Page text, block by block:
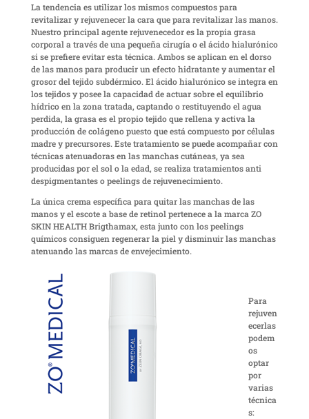
La tendencia es utilizar los mismos compuestos para
revitalizar y rejuvenecer la cara que para revitalizar las manos.
Nuestro principal agente rejuvenecedor es la propia grasa
corporal a través de una pequeña cirugía o el ácido hialurónico
si se prefiere evitar esta técnica. Ambos se aplican en el dorso
de las manos para producir un efecto hidratante y aumentar el
grosor del tejido subdérmico. El ácido hialurónico se integra en
los tejidos y posee la capacidad de actuar sobre el equilibrio
hídrico en la zona tratada, captando o restituyendo el agua
perdida, la grasa es el propio tejido que rellena y activa la
producción de colágeno puesto que está compuesto por células
madre y precursores. Este tratamiento se puede acompañar con
técnicas atenuadoras en las manchas cutáneas, ya sea
producidas por el sol o la edad, se realiza tratamientos anti
despigmentantes o peelings de rejuvenecimiento.
La única crema específica para quitar las manchas de las
manos y el escote a base de retinol pertenece a la marca ZO
SKIN HEALTH Brigthamax, esta junto con los peelings
químicos consiguen regenerar la piel y disminuir las manchas
atenuando las marcas de envejecimiento.
Para
rejuven
ecerlas
podem
os
optar
por
varias
técnica
s: